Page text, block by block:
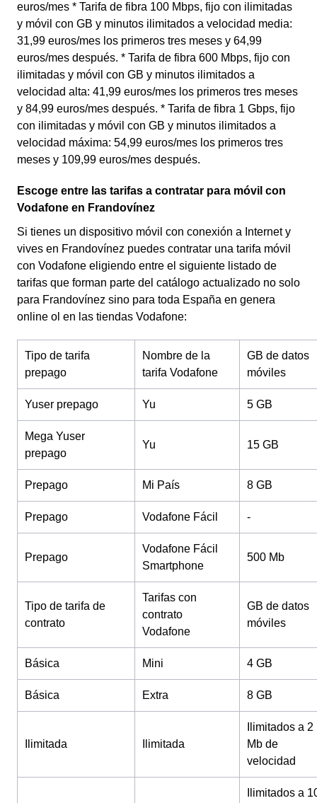
euros/mes * Tarifa de fibra 100 Mbps, fijo con ilimitadas
y móvil con GB y minutos ilimitados a velocidad media:
31,99 euros/mes los primeros tres meses y 64,99
euros/mes después. * Tarifa de fibra 600 Mbps, fijo con
ilimitadas y móvil con GB y minutos ilimitados a
velocidad alta: 41,99 euros/mes los primeros tres meses
y 84,99 euros/mes después. * Tarifa de fibra 1 Gbps, fijo
con ilimitadas y móvil con GB y minutos ilimitados a
velocidad máxima: 54,99 euros/mes los primeros tres
meses y 109,99 euros/mes después.
Escoge entre las tarifas a contratar para móvil con
Vodafone en Frandovínez
Si tienes un dispositivo móvil con conexión a Internet y
vives en Frandovínez puedes contratar una tarifa móvil
con Vodafone eligiendo entre el siguiente listado de
tarifas que forman parte del catálogo actualizado no solo
para Frandovínez sino para toda España en genera
online ol en las tiendas Vodafone:
Tipo de tarifa
prepago
Nombre de la
tarifa Vodafone
GB de datos
móviles
Yuser prepago Yu 5 GB
Mega Yuser
prepago
Yu 15 GB
Prepago Mi País 8 GB
Prepago Vodafone Fácil -
Prepago
Vodafone Fácil
Smartphone
500 Mb
Tipo de tarifa de
contrato
Tarifas con
contrato
Vodafone
GB de datos
móviles
Básica Mini 4 GB
Básica Extra 8 GB
Ilimitada Ilimitada
Ilimitados a 2
Mb de
velocidad
Ilimitados a